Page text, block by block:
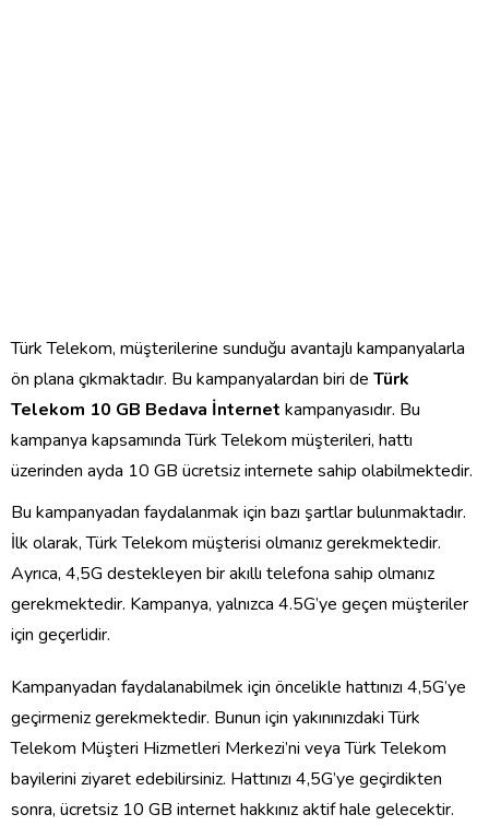
Türk Telekom, müşterilerine sunduğu avantajlı kampanyalarla
ön plana çıkmaktadır. Bu kampanyalardan biri de Türk
Telekom 10 GB Bedava İnternet kampanyasıdır. Bu
kampanya kapsamında Türk Telekom müşterileri, hattı
üzerinden ayda 10 GB ücretsiz internete sahip olabilmektedir.
Bu kampanyadan faydalanmak için bazı şartlar bulunmaktadır.
İlk olarak, Türk Telekom müşterisi olmanız gerekmektedir.
Ayrıca, 4,5G destekleyen bir akıllı telefona sahip olmanız
gerekmektedir. Kampanya, yalnızca 4.5G’ye geçen müşteriler
için geçerlidir.
Kampanyadan faydalanabilmek için öncelikle hattınızı 4,5G’ye
geçirmeniz gerekmektedir. Bunun için yakınınızdaki Türk
Telekom Müşteri Hizmetleri Merkezi’ni veya Türk Telekom
bayilerini ziyaret edebilirsiniz. Hattınızı 4,5G’ye geçirdikten
sonra, ücretsiz 10 GB internet hakkınız aktif hale gelecektir.